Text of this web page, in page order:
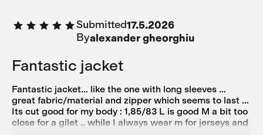
Submitted17.5.2026
Byalexander gheorghiu
Fantastic jacket
Fantastic jacket… like the one with long sleeves …
great fabric/material and zipper which seems to last …
Its cut good for my body : 1,85/83 L is good M a bit too
close for a gilet .. while I always wear m for jerseys and